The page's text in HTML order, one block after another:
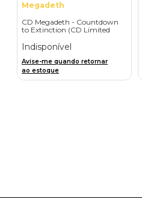
Megadeth
CD Megadeth - Countdown
to Extinction (CD Limited
Indisponível
Avise-me quando retornar
ao estoque